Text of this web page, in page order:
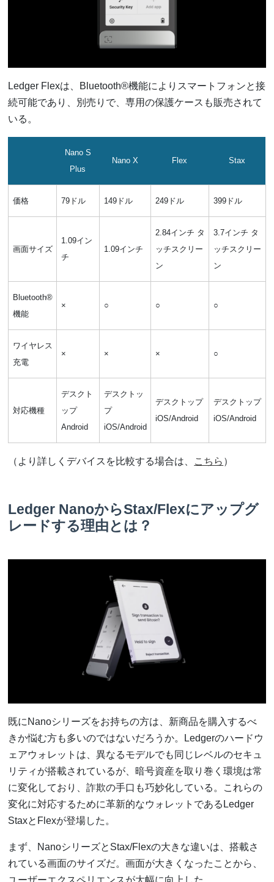
Ledger Flexは、Bluetooth®機能によりスマートフォンと接
続可能であり、別売りで、専用の保護ケースも販売されて
いる。
Nano S
Plus
Nano X Flex Stax
価格 79ドル 149ドル 249ドル 399ドル
画面サイズ
1.09イン
チ
1.09インチ
2.84インチ タ
ッチスクリー
ン
3.7インチ タ
ッチスクリー
ン
Bluetooth®
機能
× ○ ○ ○
ワイヤレス
充電
× × × ○
対応機種
デスクト
ップ
Android
デスクトッ
プ
iOS/Android
デスクトップ
iOS/Android
デスクトップ
iOS/Android
（より詳しくデバイスを比較する場合は、 こちら ）
Ledger NanoからStax/Flexにアップグ
レードする理由とは？
既にNanoシリーズをお持ちの方は、新商品を購入するべ
きか悩む方も多いのではないだろうか。Ledgerのハードウ
ェアウォレットは、異なるモデルでも同じレベルのセキュ
リティが搭載されているが、暗号資産を取り巻く環境は常
に変化しており、詐欺の手口も巧妙化している。これらの
変化に対応するために革新的なウォレットであるLedger
StaxとFlexが登場した。
まず、NanoシリーズとStax/Flexの大きな違いは、搭載さ
れている画面のサイズだ。画面が大きくなったことから、
ユーザーエクスペリエンスが大幅に向上した。